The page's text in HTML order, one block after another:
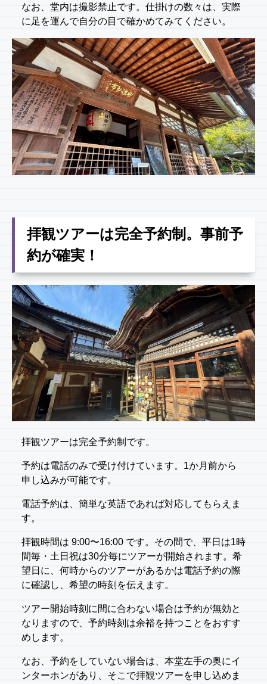
なお、堂内は撮影禁止です。仕掛けの数々は、実際
に足を運んで自分の目で確かめてみてください。
拝観ツアーは完全予約制。事前予
約が確実！
拝観ツアーは完全予約制です。
予約は電話のみで受け付けています。1か月前から
申し込みが可能です。
電話予約は、簡単な英語であれば対応してもらえま
す。
拝観時間は 9:00〜16:00 です。その間で、平日は1時
間毎・土日祝は30分毎にツアーが開始されます。希
望日に、何時からのツアーがあるかは電話予約の際
に確認し、希望の時刻を伝えます。
ツアー開始時刻に間に合わない場合は予約が無効と
なりますので、予約時刻は余裕を持つことをおすす
めします。
なお、予約をしていない場合は、本堂左手の奥にイ
ンターホンがあり、そこで拝観ツアーを申し込めま